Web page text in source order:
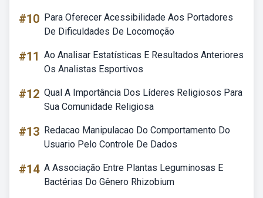
#10 Para Oferecer Acessibilidade Aos Portadores
De Dificuldades De Locomoção
#11 Ao Analisar Estatísticas E Resultados Anteriores
Os Analistas Esportivos
#12 Qual A Importância Dos Líderes Religiosos Para
Sua Comunidade Religiosa
#13 Redacao Manipulacao Do Comportamento Do
Usuario Pelo Controle De Dados
#14 A Associação Entre Plantas Leguminosas E
Bactérias Do Gênero Rhizobium